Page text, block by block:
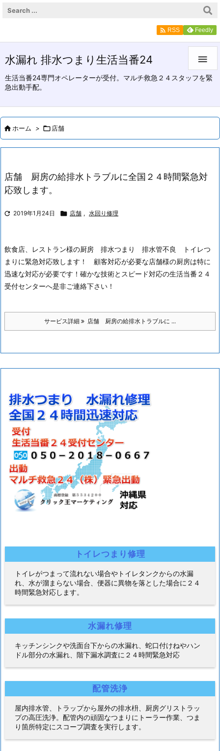
水漏れ 排水つまり生活当番24
生活当番24専門オペレーターが受付。マルチ救急２４スタッフを緊
急出動手配。

 RSS Feedly
ホーム >  店舗
店舗 厨房の給排水トラブルに全国２４時間緊急対
応致します。
 2019年1月24日  店舗 , 水回り修理
飲食店、レストラン様の厨房 排水つまり 排水管不良 トイレつ
まりに緊急対応致します！ 顧客対応が必要な店舗様の厨房は特に
迅速な対応が必要です！確かな技術とスピード対応の生活当番２４
受付センターへ是非ご連絡下さい！
サービス詳細 店舗 厨房の給排水トラブルに ...
トイレつまり修理
トイレがつまって流れない場合やトイレタンクからの水漏
れ、水が溜まらない場合、便器に異物を落とした場合に２４
時間緊急対応します。
水漏れ修理
キッチンシンクや洗面台下からの水漏れ、蛇口付けねやハン
ドル部分の水漏れ、階下漏水調査に２４時間緊急対応
配管洗浄
屋内排水管、トラップから屋外の排水枡、厨房グリストラッ
プの高圧洗浄。配管内の頑固なつまりにトーラー作業、つま
り箇所特定にスコープ調査を実行します。